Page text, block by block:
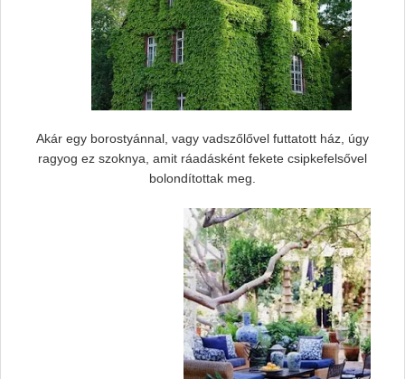
Akár egy borostyánnal, vagy vadszőlővel futtatott ház, úgy
ragyog ez szoknya, amit ráadásként fekete csipkefelsővel
bolondítottak meg.